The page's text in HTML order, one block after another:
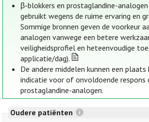
β-blokkers en prostaglandine-
gebruikt wegens de ruime ervaring en
Sommige bronnen geven de voorkeur
analogen vanwege een betere
veiligheidsprofiel en heteenvoudige
applicatie/dag).
De andere middelen kunnen een
indicatie voor of onvoldoende
prostaglandine-analogen.
Oudere patiënten